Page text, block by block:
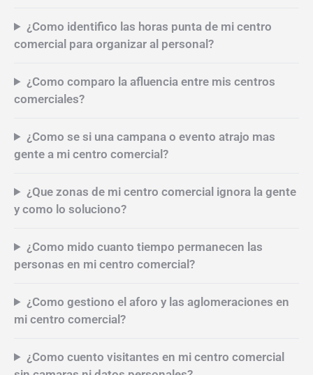
cuantos visitantes compran?
comercial para organizar al personal?
comerciales?
gente a mi centro comercial?
y como lo soluciono?
personas en mi centro comercial?
mi centro comercial?